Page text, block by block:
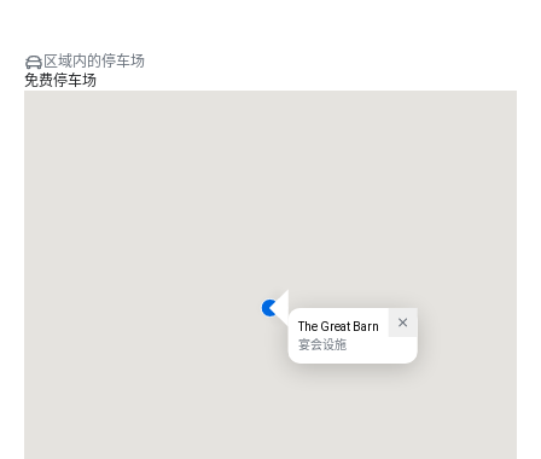
区域内的停车场
免费停车场
The Great Barn
宴会设施